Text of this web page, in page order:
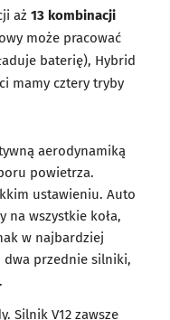
aż 13 kombinacji
może pracować
baterię), Hybrid
mamy cztery tryby
aerodynamiką
powietrza.
ustawieniu. Auto
na wszystkie koła,
w najbardziej
dwa przednie silniki,
Silnik V12 zawsze